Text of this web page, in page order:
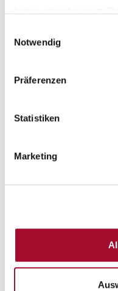
Notwendig
Präferenzen
Statistiken
Marketing
300 Stück im Karton